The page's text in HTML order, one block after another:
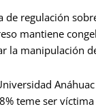
de regulación
mantiene
la manipulación
teme ser